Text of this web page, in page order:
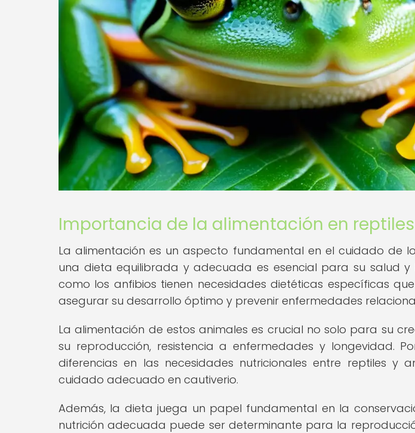
Importancia de la alimentación en
La alimentación es un aspecto fundamental en el cuidado de
una dieta equilibrada y adecuada es esencial para su salud y
como los anfibios tienen necesidades dietéticas específicas
asegurar su desarrollo óptimo y prevenir enfermedades
La alimentación de estos animales es crucial no solo para su
su reproducción, resistencia a enfermedades y longevidad.
diferencias en las necesidades nutricionales entre reptiles y
cuidado adecuado en cautiverio.
Además, la dieta juega un papel fundamental en la
nutrición adecuada puede ser determinante para la